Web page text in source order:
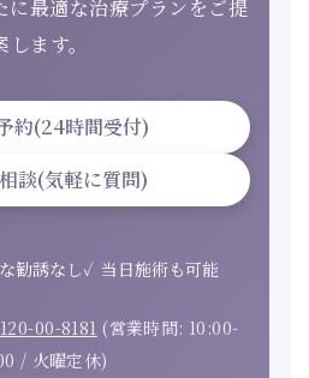
に最適な治療プランをご提
します。
約(24時間受付)
談(気軽に質問)
勧誘なし 当日施術も可能
00-8181 (営業時間: 10:00-
/ 火曜定休)